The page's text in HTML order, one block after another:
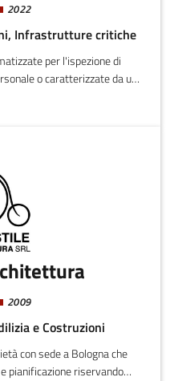
2022
Infrastrutture critiche
per l'ispezione di
o caratterizzate da un
e una piattaforma
rappresentati sul gemello
target.
2009
e Costruzioni
con sede a Bologna che
pianificazione riservando